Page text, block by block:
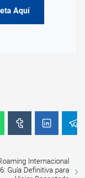
Aquí
Internacional
Guía Definitiva para